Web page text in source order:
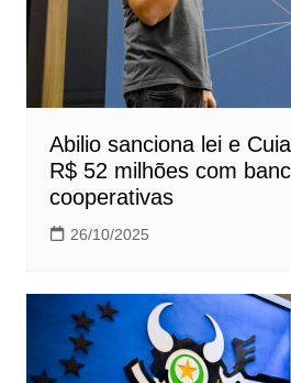
Abilio sanciona lei e
R$ 52 milhões com
cooperativas
26/10/2025